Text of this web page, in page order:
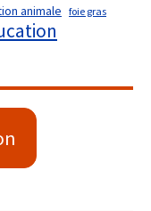
animale foie gras